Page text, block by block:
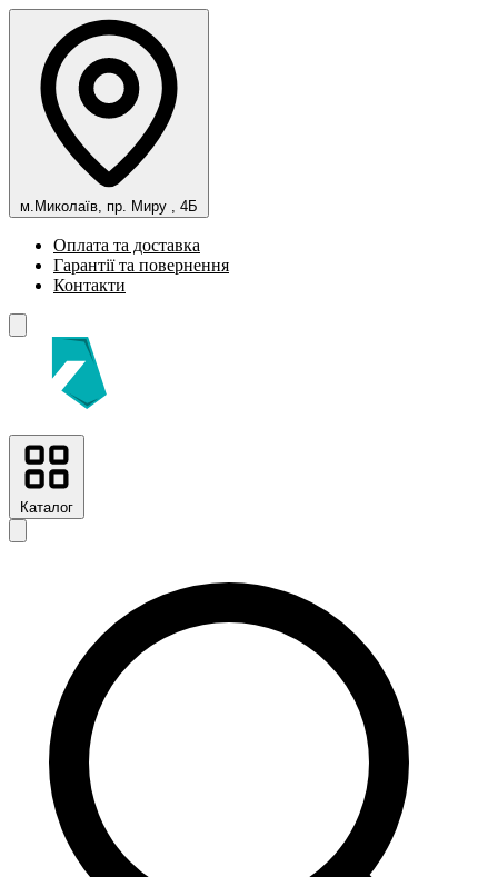
м.Миколаїв, пр. Миру , 4Б
Оплата та доставка
Гарантії та повернення
Контакти
Каталог